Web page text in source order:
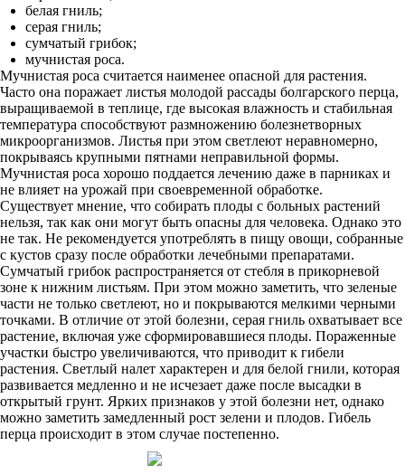
белая гниль;
серая гниль;
сумчатый грибок;
мучнистая роса.
Мучнистая роса считается наименее опасной для растения.
Часто она поражает листья молодой рассады болгарского перца,
выращиваемой в теплице, где высокая влажность и стабильная
температура способствуют размножению болезнетворных
микроорганизмов. Листья при этом светлеют неравномерно,
покрываясь крупными пятнами неправильной формы.
Мучнистая роса хорошо поддается лечению даже в парниках и
не влияет на урожай при своевременной обработке.
Существует мнение, что собирать плоды с больных растений
нельзя, так как они могут быть опасны для человека. Однако это
не так. Не рекомендуется употреблять в пищу овощи, собранные
с кустов сразу после обработки лечебными препаратами.
Сумчатый грибок распространяется от стебля в прикорневой
зоне к нижним листьям. При этом можно заметить, что зеленые
части не только светлеют, но и покрываются мелкими черными
точками. В отличие от этой болезни, серая гниль охватывает все
растение, включая уже сформировавшиеся плоды. Пораженные
участки быстро увеличиваются, что приводит к гибели
растения. Светлый налет характерен и для белой гнили, которая
развивается медленно и не исчезает даже после высадки в
открытый грунт. Ярких признаков у этой болезни нет, однако
можно заметить замедленный рост зелени и плодов. Гибель
перца происходит в этом случае постепенно.